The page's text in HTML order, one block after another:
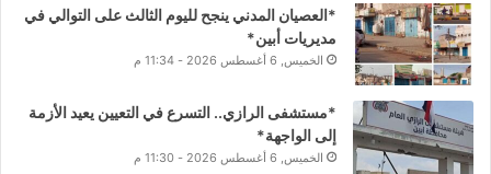
*العصيان المدني ينجح لليوم الثالث على التوالي في
مديريات أبين*
الخميس, 6 أغسطس 2026 - 11:34 م
*مستشفى الرازي.. التسرع في التعيين يعيد الأزمة
إلى الواجهة*
الخميس, 6 أغسطس 2026 - 11:30 م